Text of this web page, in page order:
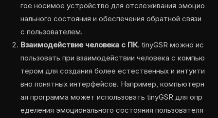
гое носимое устройство для отслеживания эмоцио
нального состояния и обеспечения обратной связи
с пользователем.
Взаимодействие человека с ПК. tinyGSR можно ис
пользовать при взаимодействии человека с компью
тером для создания более естественных и интуити
вно понятных интерфейсов. Например, компьютерн
ая программа может использовать tinyGSR для опр
еделения эмоционального состояния пользователя